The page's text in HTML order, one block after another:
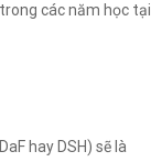
các năm học tại
hay DSH) sẽ là